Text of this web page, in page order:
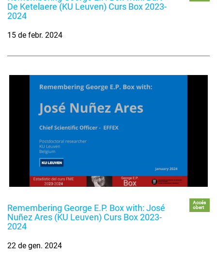
De Ketelaere (KU Leuven) Curs Box 2023-
2024
15 de febr. 2024
Remembering George E.P. Box with: José
Nuñez Ares (KU Leuven) Curs Box 2023-
2024
Accés
obert
22 de gen. 2024